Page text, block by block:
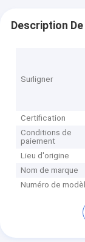
Description
Surligner
Certification
Conditions de
paiement
Lieu d'origine
Nom de marque
Numéro de